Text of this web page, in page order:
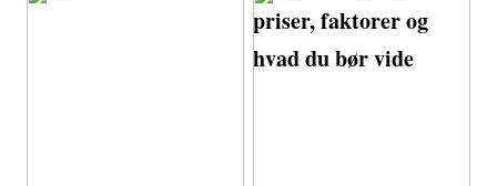
priser, faktorer og
hvad du bør vide